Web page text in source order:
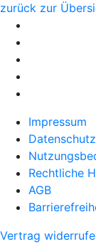
zurück zur
Impressum
Datenschutz
Rechtliche
AGB
Vertrag